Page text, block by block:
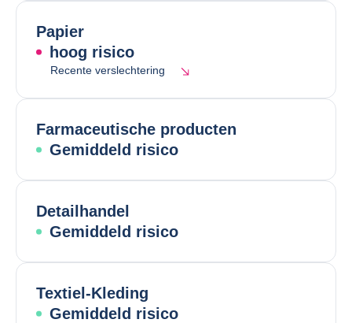
Papier
hoog risico
Recente verslechtering
Farmaceutische producten
Gemiddeld risico
Detailhandel
Gemiddeld risico
Textiel-Kleding
Gemiddeld risico